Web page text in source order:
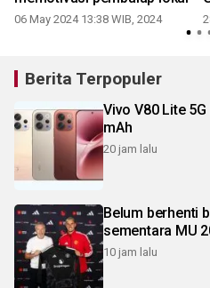
06 May 2024 13:38 WIB, 2024
Berita Terpopuler
Vivo V80 Lite
mAh
20 jam lalu
Belum berhenti
sementara MU
10 jam lalu